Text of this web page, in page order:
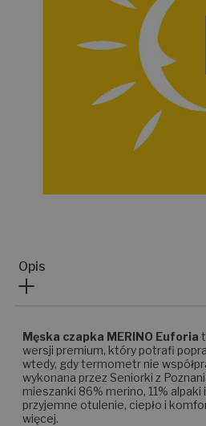
Opis
Męska czapka MERINO Euforia
wersji premium, który potrafi
wtedy, gdy termometr nie
wykonana przez Seniorki z
mieszanki 86% merino, 11% alpaki
przyjemne otulenie, ciepło i
więcej.